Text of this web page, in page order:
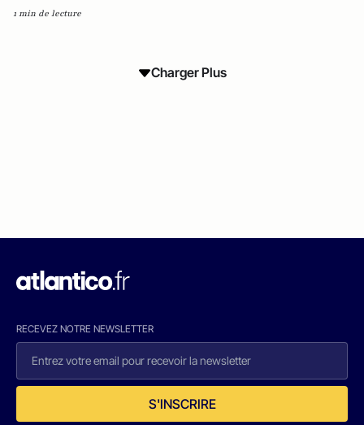
1 min de lecture
Charger Plus
RECEVEZ NOTRE NEWSLETTER
S'INSCRIRE